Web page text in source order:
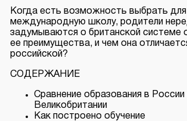
Когда есть возможность выбрать для
международную школу, родители
задумываются о британской системе
ее преимущества, и чем она
российской?
СОДЕРЖАНИЕ
Сравнение образования в России
Великобритании
Как построено обучение